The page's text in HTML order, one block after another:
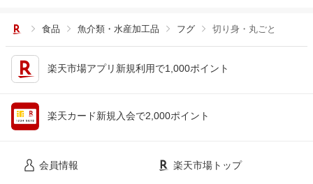
食品 魚介類・水産加工品 フグ 切り身・丸ごと
楽天市場アプリ新規利用で1,000ポイント
楽天カード新規入会で2,000ポイント
会員情報 楽天市場トップ